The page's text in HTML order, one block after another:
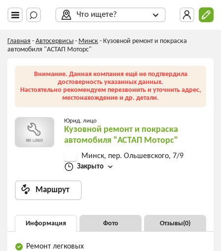
Что ищете?
Главная - Автосервисы - Минск - Кузовной ремонт и покраска
автомобиля "АСТАП Моторс"
Внимание. Данная компания ещё не подтвердила
достоверность указанных данных.
Настоятельно рекомендуем перезвонить и уточнить адрес,
местонахождение и др. детали.
Юрид. лицо
Кузовной ремонт и покраска
автомобиля "АСТАП Моторс"
Минск, пер. Ольшевского, 7/9
Закрыто
Маршрут
Информация Фото Отзывы(0)
Ремонт легковых